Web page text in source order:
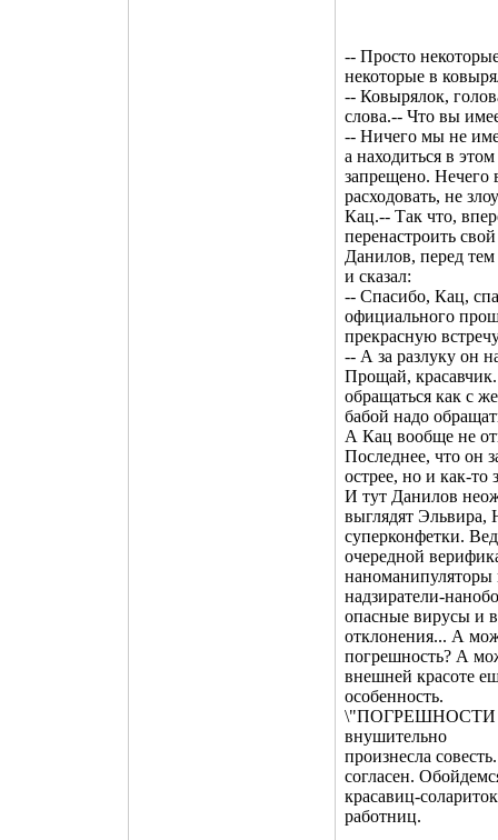
-- Просто
некоторые в
-- Ковырялок,
слова.-- Что вы
-- Ничего мы не
а находиться в
запрещено. Нечего
расходовать, не
Кац.-- Так что,
перенастроить
Данилов, перед
и сказал:
-- Спасибо, Кац,
официального
прекрасную
-- А за разлуку он
Прощай,
обращаться как с
бабой надо
А Кац вообще не
Последнее, что он
острее, но и как-то
И тут Данилов
выглядят
суперконфетки.
очередной
наноманипуляторы
надзиратели-
опасные вирусы и
отклонения... А
погрешность? А
внешней красоте
особенность.
\"ПОГРЕШНОСТИ
внушительно
произнесла
согласен.
красавиц-
работниц.